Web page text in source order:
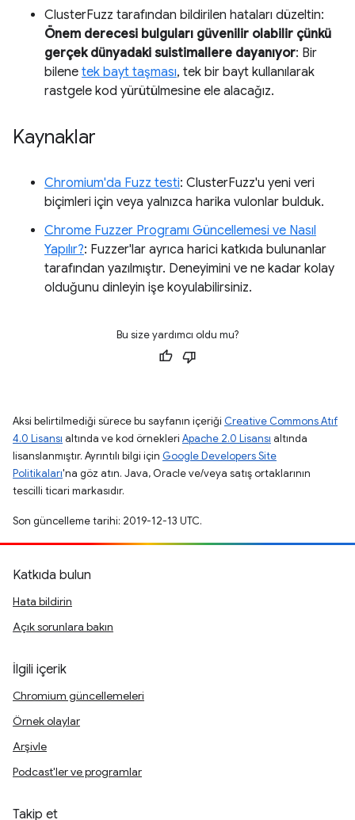
ClusterFuzz tarafından bildirilen hataları düzeltin:
Önem derecesi bulguları güvenilir olabilir çünkü
gerçek dünyadaki suistimallere dayanıyor: Bir
bilene tek bayt taşması, tek bir bayt kullanılarak
rastgele kod yürütülmesine ele alacağız.
Kaynaklar
Chromium'da Fuzz testi: ClusterFuzz'u yeni veri
biçimleri için veya yalnızca harika vulonlar bulduk.
Chrome Fuzzer Programı Güncellemesi ve Nasıl
Yapılır?: Fuzzer'lar ayrıca harici katkıda bulunanlar
tarafından yazılmıştır. Deneyimini ve ne kadar kolay
olduğunu dinleyin işe koyulabilirsiniz.
Bu size yardımcı oldu mu?
Aksi belirtilmediği sürece bu sayfanın içeriği Creative Commons Atıf
4.0 Lisansı altında ve kod örnekleri Apache 2.0 Lisansı altında
lisanslanmıştır. Ayrıntılı bilgi için Google Developers Site
Politikaları'na göz atın. Java, Oracle ve/veya satış ortaklarının
tescilli ticari markasıdır.
Son güncelleme tarihi: 2019-12-13 UTC.
Katkıda bulun
Hata bildirin
Açık sorunlara bakın
İlgili içerik
Chromium güncellemeleri
Örnek olaylar
Arşivle
Podcast'ler ve programlar
Takip et